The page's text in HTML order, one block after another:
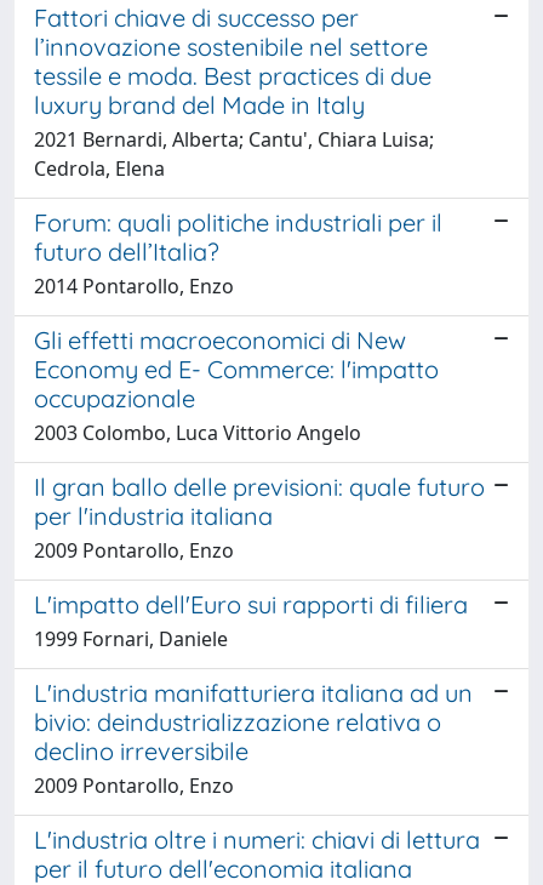
Fattori chiave di successo per
l’innovazione sostenibile nel settore
tessile e moda. Best practices di due
luxury brand del Made in Italy
2021 Bernardi, Alberta; Cantu', Chiara Luisa;
Cedrola, Elena
Forum: quali politiche industriali per il
futuro dell’Italia?
2014 Pontarollo, Enzo
Gli effetti macroeconomici di New
Economy ed E- Commerce: l'impatto
occupazionale
2003 Colombo, Luca Vittorio Angelo
Il gran ballo delle previsioni: quale futuro
per l'industria italiana
2009 Pontarollo, Enzo
L'impatto dell'Euro sui rapporti di filiera
1999 Fornari, Daniele
L'industria manifatturiera italiana ad un
bivio: deindustrializzazione relativa o
declino irreversibile
2009 Pontarollo, Enzo
L'industria oltre i numeri: chiavi di lettura
per il futuro dell'economia italiana